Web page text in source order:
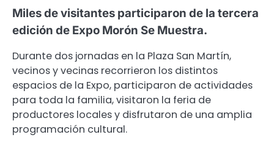
Miles de visitantes participaron de la tercera
edición de Expo Morón Se Muestra.
Durante dos jornadas en la Plaza San Martín,
vecinos y vecinas recorrieron los distintos
espacios de la Expo, participaron de actividades
para toda la familia, visitaron la feria de
productores locales y disfrutaron de una amplia
programación cultural.